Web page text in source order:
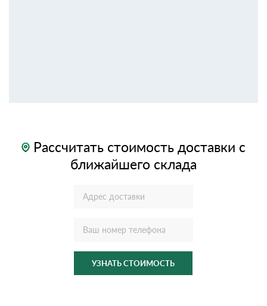
Рассчитать стоимость доставки с
ближайшего склада
УЗНАТЬ СТОИМОСТЬ